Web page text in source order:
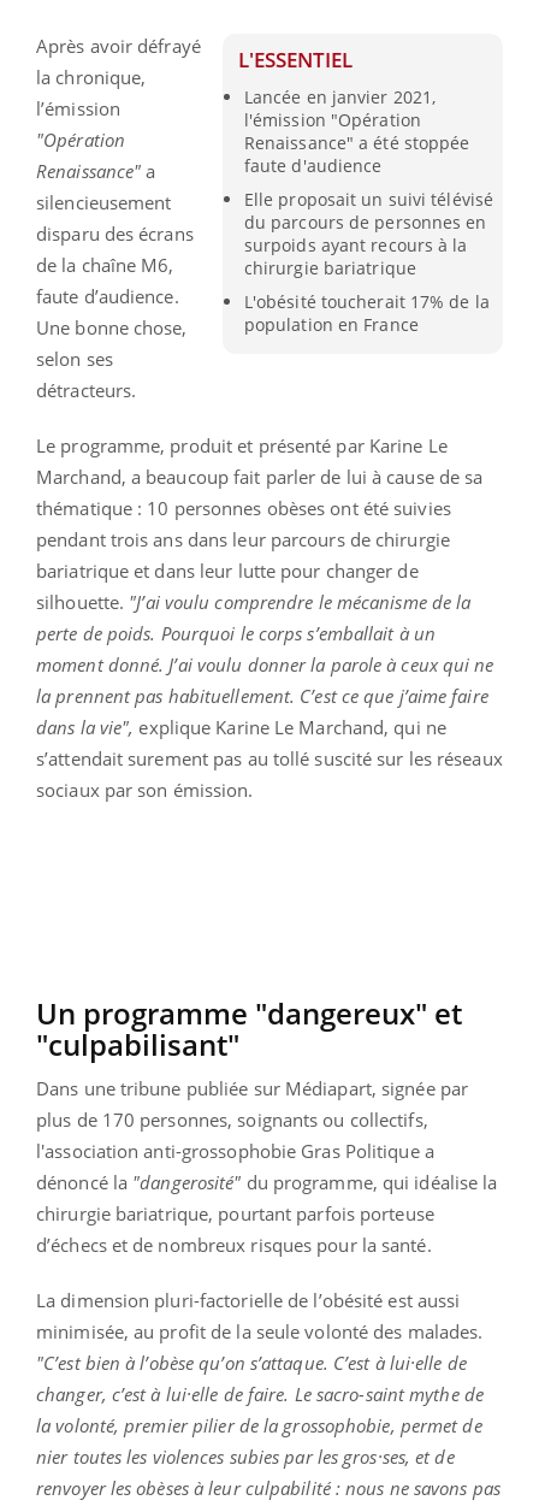
L'ESSENTIEL
Lancée en janvier 2021,
l'émission "Opération
Renaissance" a été stoppée
faute d'audience
Elle proposait un suivi télévisé
du parcours de personnes en
surpoids ayant recours à la
chirurgie bariatrique
L'obésité toucherait 17% de la
population en France
Après avoir défrayé
la chronique,
l’émission
"Opération
Renaissance" a
silencieusement
disparu des écrans
de la chaîne M6,
faute d’audience.
Une bonne chose,
selon ses
détracteurs.
Le programme, produit et présenté par Karine Le
Marchand, a beaucoup fait parler de lui à cause de sa
thématique : 10 personnes obèses ont été suivies
pendant trois ans dans leur parcours de chirurgie
bariatrique et dans leur lutte pour changer de
silhouette. "J’ai voulu comprendre le mécanisme de la
perte de poids. Pourquoi le corps s’emballait à un
moment donné. J’ai voulu donner la parole à ceux qui ne
la prennent pas habituellement. C’est ce que j’aime faire
dans la vie", explique Karine Le Marchand, qui ne
s’attendait surement pas au tollé suscité sur les réseaux
sociaux par son émission.
Un programme "dangereux" et
"culpabilisant"
Dans une tribune publiée sur Médiapart, signée par
plus de 170 personnes, soignants ou collectifs,
l'association anti-grossophobie Gras Politique a
dénoncé la "dangerosité" du programme, qui idéalise la
chirurgie bariatrique, pourtant parfois porteuse
d’échecs et de nombreux risques pour la santé.
La dimension pluri-factorielle de l’obésité est aussi
minimisée, au profit de la seule volonté des malades.
"C’est bien à l’obèse qu’on s’attaque. C’est à lui·elle de
changer, c’est à lui·elle de faire. Le sacro-saint mythe de
la volonté, premier pilier de la grossophobie, permet de
nier toutes les violences subies par les gros·ses, et de
renvoyer les obèses à leur culpabilité : nous ne savons pas